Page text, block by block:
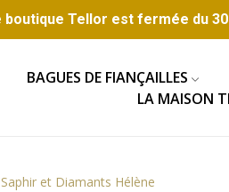
Tellor est fermée du
BAGUES DE FIANÇAILLES
LA MAISON
et Diamants Hélène